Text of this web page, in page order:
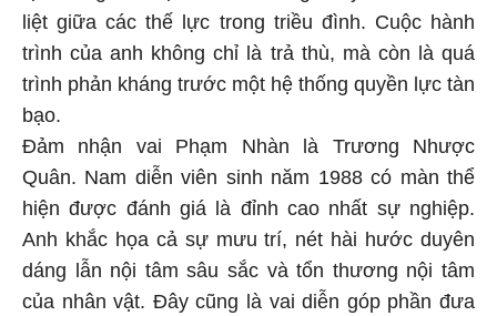
liệt giữa các thế lực trong triều đình. Cuộc hành
trình của anh không chỉ là trả thù, mà còn là quá
trình phản kháng trước một hệ thống quyền lực tàn
bạo.
Đảm nhận vai Phạm Nhàn là Trương Nhược
Quân. Nam diễn viên sinh năm 1988 có màn thể
hiện được đánh giá là đỉnh cao nhất sự nghiệp.
Anh khắc họa cả sự mưu trí, nét hài hước duyên
dáng lẫn nội tâm sâu sắc và tổn thương nội tâm
của nhân vật. Đây cũng là vai diễn góp phần đưa